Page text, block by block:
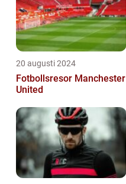
20 augusti 2024
Fotbollsresor Manchester
United